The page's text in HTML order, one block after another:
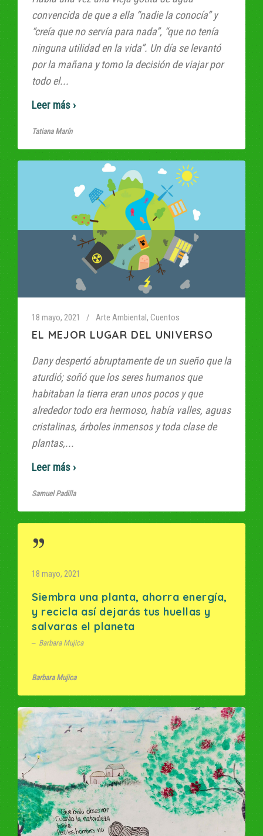
convencida de que a ella “nadie la conocía” y
“creía que no servía para nada”, “que no tenía
ninguna utilidad en la vida”. Un día se levantó
por la mañana y tomo la decisión de viajar por
todo el...
Tatiana Marín
18 mayo, 2021 Arte Ambiental, Cuentos
EL MEJOR LUGAR DEL UNIVERSO
Dany despertó abruptamente de un sueño que la
aturdió; soñó que los seres humanos que
habitaban la tierra eran unos pocos y que
alrededor todo era hermoso, había valles, aguas
cristalinas, árboles inmensos y toda clase de
plantas,...
Samuel Padilla
18 mayo, 2021
Siembra una planta, ahorra energía,
y recicla así dejarás tus huellas y
salvaras el planeta
Barbara Mujica
Barbara Mujica